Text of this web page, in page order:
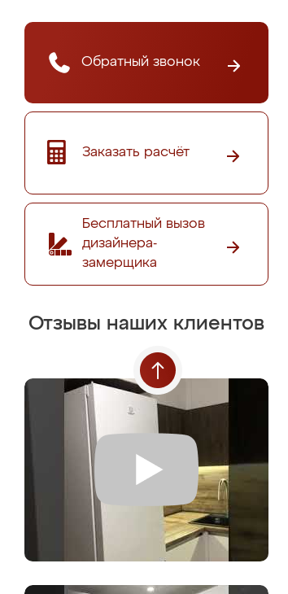
Обратный звонок
Заказать расчёт
Бесплатный вызов
дизайнера-
замерщика
Отзывы наших клиентов